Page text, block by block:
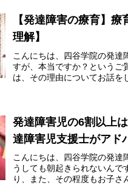
【発達障害の療育】
理解】
こんにちは、四谷学院の発
すが、本当ですか？というご
は、その理由についてお話を
発達障害児の6割以上
達障害児支援士がアド
こんにちは、四谷学院の発
うしても朝起きられないん
り、また、その程度もお子